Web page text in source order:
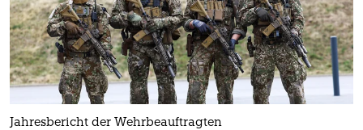
Jahresbericht der Wehrbeauftragten